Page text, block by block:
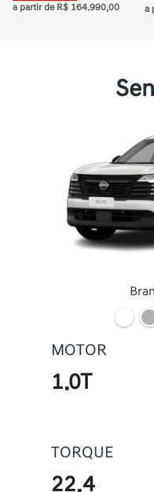
a partir de R$ 164.990,00 a
MOTOR
1.0T
TORQUE
22,4